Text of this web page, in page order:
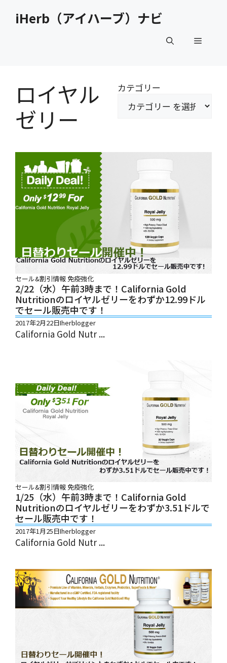
iHerb（アイハーブ）ナビ
メ
ロイヤル
ゼリー
カテゴリー
セール&割引情報免疫強化
2/22（水）午前3時まで！California Gold
Nutritionのロイヤルゼリーをわずか12.99ドル
でセール販売中です！
2017年2月22日Iherblogger
California Gold Nutr ...
セール&割引情報免疫強化
1/25（水）午前3時まで！California Gold
Nutritionのロイヤルゼリーをわずか3.51ドルで
セール販売中です！
2017年1月25日Iherblogger
California Gold Nutr ...